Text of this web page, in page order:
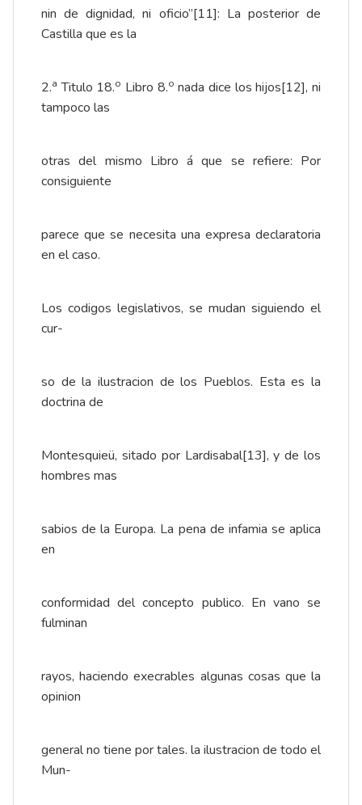
nin de dignidad, ni oficio”[11]: La posterior de
Castilla que es la
2.a Titulo 18.o Libro 8.o nada dice los hijos[12], ni
tampoco las
otras del mismo Libro á que se refiere: Por
consiguiente
parece que se necesita una expresa declaratoria
en el caso.
Los codigos legislativos, se mudan siguiendo el
cur-
so de la ilustracion de los Pueblos. Esta es la
doctrina de
Montesquieü, sitado por Lardisabal[13], y de los
hombres mas
sabios de la Europa. La pena de infamia se aplica
en
conformidad del concepto publico. En vano se
fulminan
rayos, haciendo execrables algunas cosas que la
opinion
general no tiene por tales. la ilustracion de todo el
Mun-